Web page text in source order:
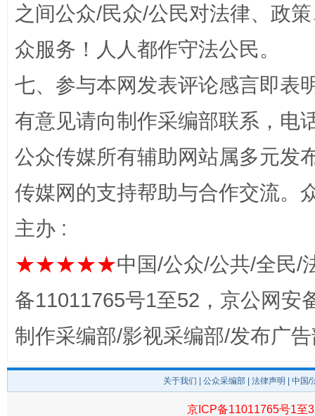
“蜀中异人”王建安的艺术幻境
完善运行机制助力责任有效落实 一纸欠
之间公众/民众/公民对法律、政
众服务！人人都作守法公民。
七、参与本网发表评论感言即表
有意见请向制作采编部联系，电
公众传媒所有辅助网站属多元发
传媒网的支持帮助与合作交流。
主办 :
★★★★★中国/公众/公共/全民/
备11011765号1至52，京公网安
制作采编部/影视采编部/发布广
关于我们 公众采编部 法律声明 | 中国
京ICP备11011765号1至